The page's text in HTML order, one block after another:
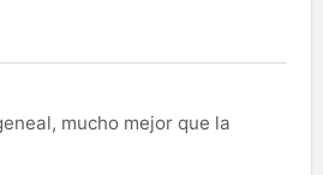
mucho mejor que la